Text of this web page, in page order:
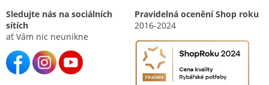
Sledujte nás na sociálních
sítích
ať Vám nic neunikne
Pravidelná ocenění Shop roku
2016-2024